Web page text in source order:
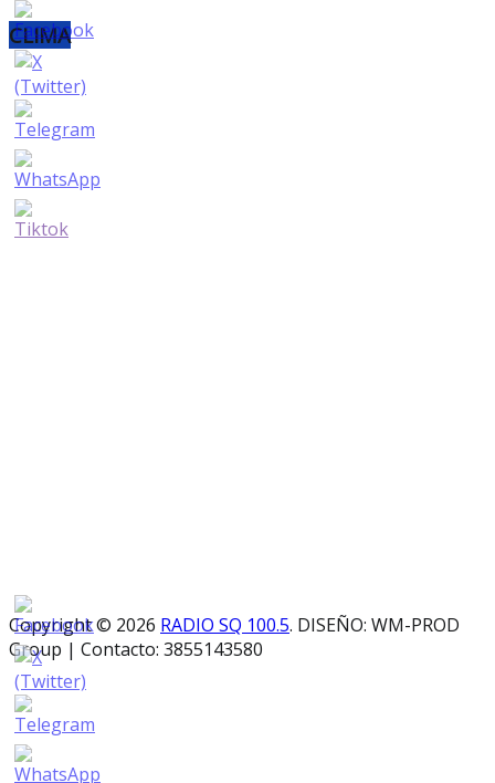
CLIMA
Copyright © 2026 RADIO SQ 100.5. DISEÑO: WM-PROD
Group | Contacto: 3855143580